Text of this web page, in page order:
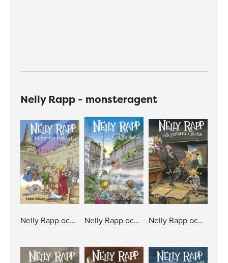
Nelly Rapp - monsteragent
Nelly Rapp och det hemliga biblioteket Nelly Rapp och Näckens hemlighet Nelly Rapp och gastarna i skolan